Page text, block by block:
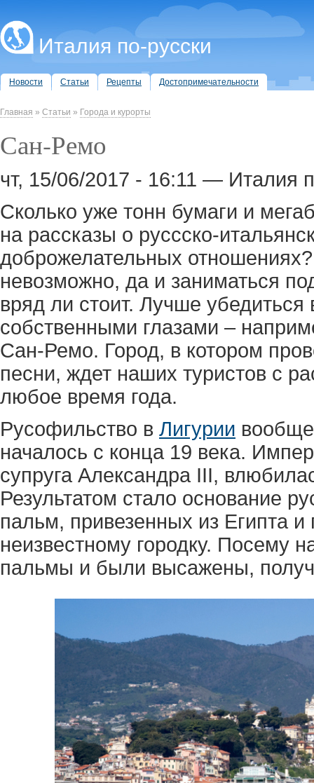
Италия по-русски
Новости Статьи Рецепты Достопримечательности
Главная » Статьи » Города и курорты
Сан-Ремо
чт, 15/06/2017 - 16:11 — Италия
Сколько уже тонн бумаги и
на рассказы о руссско-
доброжелательных отношениях?
невозможно, да и заниматься
вряд ли стоит. Лучше
собственными глазами –
Сан-Ремо. Город, в котором
песни, ждет наших туристов с
любое время года.
Русофильство в Лигурии
началось с конца 19 века.
супруга Александра III,
Результатом стало основание
пальм, привезенных из Египта
неизвестному городку. Посему
пальмы и были высажены,